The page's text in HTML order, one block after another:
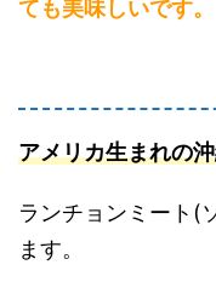
ても美味しいです。
アメリカ生まれの
ランチョンミート(
ます。